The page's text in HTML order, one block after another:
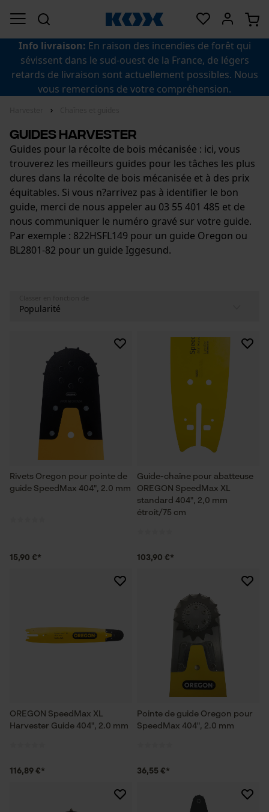
Info livraison: En raison des incendies de forêt qui
sévissent dans le sud-ouest de la France, de légers
retards de livraison sont actuellement possibles. Nous
vous remercions de votre compréhension.
Guides harvester
Guides pour la récolte de bois mécanisée : ici, vous
trouverez les meilleurs guides pour les tâches les plus
dures dans la récolte de bois mécanisée et à des prix
équitables. Si vous n?arrivez pas à identifier le bon
guide, merci de nous appeler au 03 55 401 485 et de
nous communiquer le numéro gravé sur votre guide.
Par exemple : 822HSFL149 pour un guide Oregon ou
BL2801-82 pour un guide Iggesund.
Rivets Oregon pour pointe de
guide SpeedMax 404", 2.0 mm
15,90 €*
Guide-chaîne pour abatteuse
OREGON SpeedMax XL
standard 404", 2,0 mm
étroit/75 cm
103,90 €*
OREGON SpeedMax XL
Harvester Guide 404", 2.0 mm
116,89 €*
Pointe de guide Oregon pour
SpeedMax 404", 2.0 mm
36,55 €*